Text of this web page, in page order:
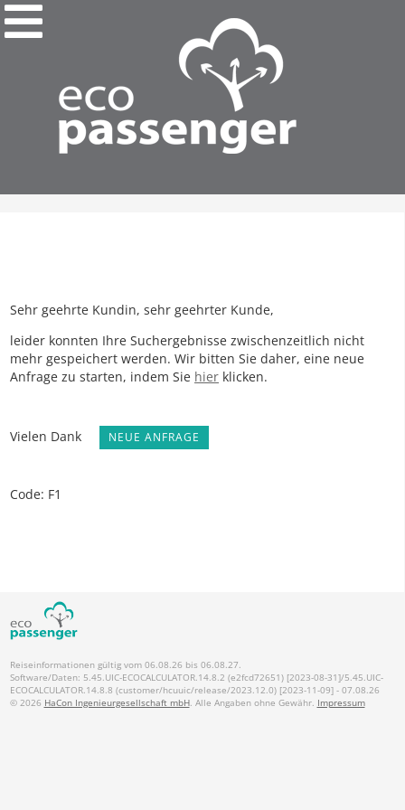
Sehr geehrte Kundin, sehr geehrter Kunde,
leider konnten Ihre Suchergebnisse zwischenzeitlich nicht
mehr gespeichert werden. Wir bitten Sie daher, eine neue
Anfrage zu starten, indem Sie hier klicken.
Vielen Dank NEUE ANFRAGE
Code: F1
Reiseinformationen gültig vom 06.08.26 bis 06.08.27.
Software/Daten: 5.45.UIC-ECOCALCULATOR.14.8.2 (e2fcd72651) [2023-08-31]/5.45.UIC-
ECOCALCULATOR.14.8.8 (customer/hcuuic/release/2023.12.0) [2023-11-09] - 07.08.26
© 2026 HaCon Ingenieurgesellschaft mbH. Alle Angaben ohne Gewähr. Impressum